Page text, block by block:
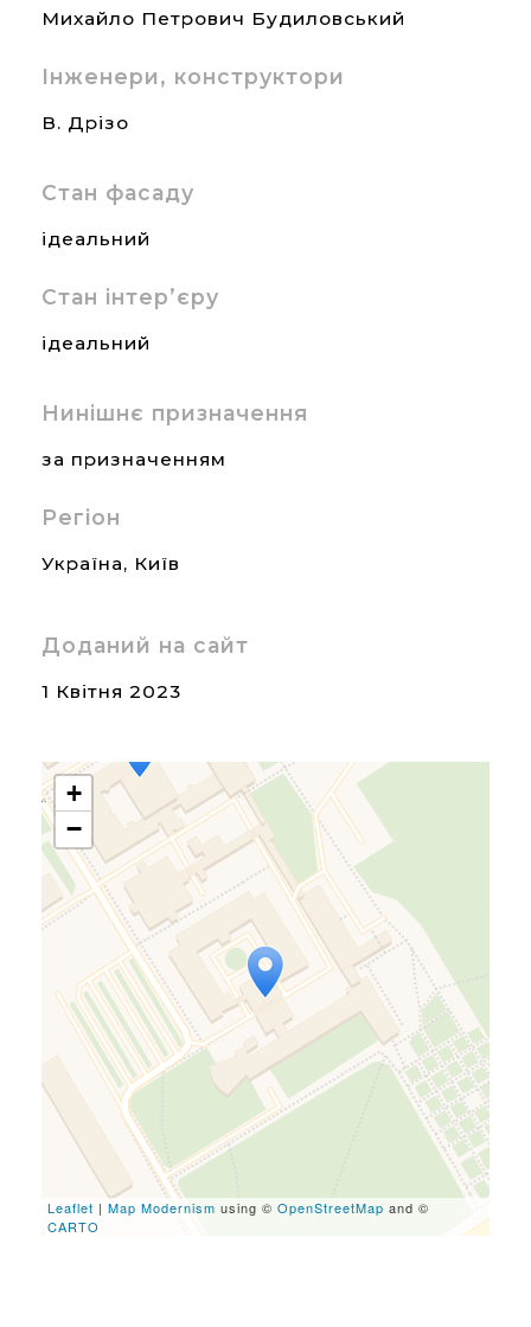
Михайло Петрович Будиловський
Інженери, конструктори
В. Дрізо
Стан фасаду
ідеальний
Стан інтер’єру
ідеальний
Нинішнє призначення
за призначенням
Регіон
Україна, Київ
Доданий на сайт
1 Квітня 2023
Travelers' Map is loading...
If you see this after your
page is loaded completely,
leafletJS files are missing.
+
−
Leaflet | Map Modernism using © OpenStreetMap and ©
CARTO